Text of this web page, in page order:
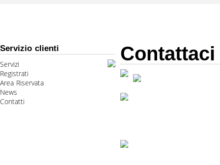
Servizio clienti
Servizi
Registrati
Area Riservata
News
Contatti
Contattaci